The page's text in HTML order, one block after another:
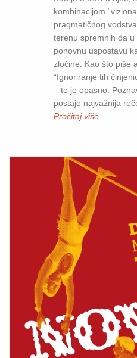
kombinacijom
pragmatičnog
terenu spremnih da
ponovnu uspostavu
zločine. Kao što piše
“Ignoriranje tih
– to je opasno.
postaje najvažnija
Pročitaj više